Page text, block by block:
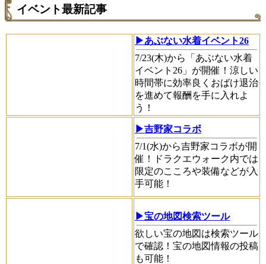
イベント最新記事
▶あぶない水着イベント26
7/23(木)から「あぶない水着
イベント26」が開催！涼しい
時間帯に効率良くおばけ退治
を進めて報酬を手に入れよ
う！
▶吉野家コラボ
7/1(水)から吉野家コラボが開
催！ドラクエウォーク内では
限定のこころや装備などが入
手可能！
▶宝の地図検索ツール
欲しい宝の地図は検索ツール
で確認！宝の地図情報の投稿
も可能！